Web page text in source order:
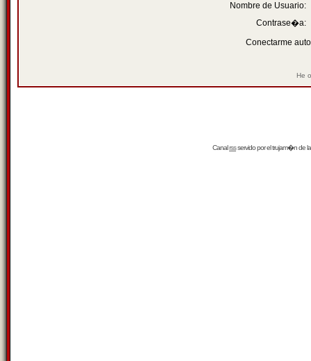
Nombre de Usuario:
Contrase�a:
Conectarme
He
Canalrssservido por eltrujam�nde